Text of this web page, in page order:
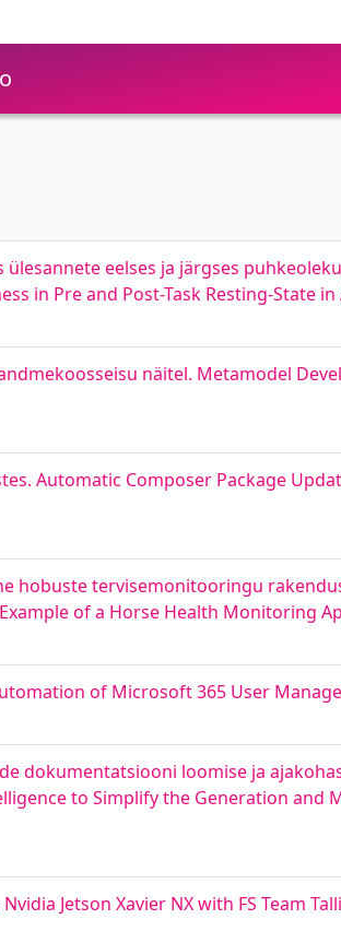
eelses ja järgses
in Pre and Post-Task Resting-State
näitel. Metamodel
Automatic Composer Package
hobuste tervisemonitooringu
of a Horse Health Monitoring
of Microsoft 365 User
dokumentatsiooni loomise ja
to Simplify the Generation and
Jetson Xavier NX with FS Team